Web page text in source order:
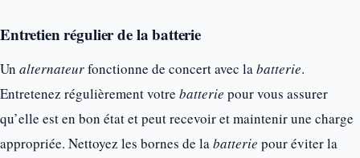
Entretien régulier de la batterie
Un alternateurfonctionne de concert avec labatterie.
Entretenez régulièrement votre batterie pour vous assurer
qu’elle est en bon état et peut recevoir et maintenir une charge
appropriée. Nettoyez les bornes de labatterie pour éviter la